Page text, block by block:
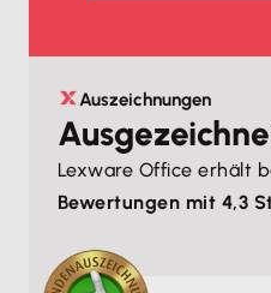
Auszeichnungen
Lexware Office erhält
Bewertungen mit 4,3